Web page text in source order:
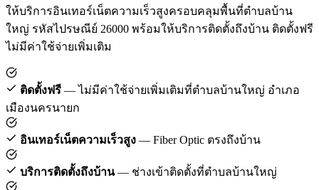
ให้บริการอินเทอร์เน็ตความเร็วสูงครอบคลุมพื้นที่ตำบลบ้าน
ใหญ่ รหัสไปรษณีย์ 26000 พร้อมให้บริการติดตั้งถึงบ้าน ติดตั้งฟรี
ไม่มีค่าใช้จ่ายเพิ่มเติม
ติดตั้งฟรี — ไม่มีค่าใช้จ่ายเพิ่มเติมที่ตำบลบ้านใหญ่ อำเภอ
เมืองนครนายก
อินเทอร์เน็ตความเร็วสูง — Fiber Optic ตรงถึงบ้าน
บริการติดตั้งถึงบ้าน— ช่างเข้าติดตั้งที่ตำบลบ้านใหญ่